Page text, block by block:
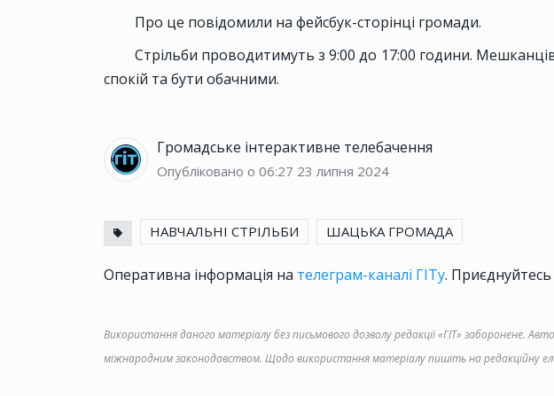
Про це повідомили на фейсбук-сторінці громади.
Стрільби проводитимуть з 9:00 до 17:00 години.
спокій та бути обачними.
Громадське інтерактивне телебачення
Опубліковано о 06:27 23 липня 2024
НАВЧАЛЬНІ СТРІЛЬБИ ШАЦЬКА ГРОМАДА
Оперативна інформація на телеграм-каналі ГІТу. Приєднуйтесь
Використання даного матеріалу без письмового дозволу редакції «ГІТ» заборонене.
міжнародним законодавством. Щодо використання матеріалу пишіть на редакційну